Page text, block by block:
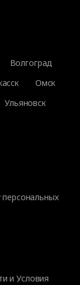
Волгоград
Омск
Ульяновск
иУсловия